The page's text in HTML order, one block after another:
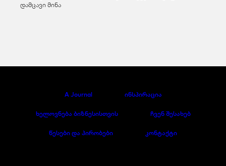
დამცავი მინა
A Journal ინსპირაცია
ხელოვნება ბიზნესისთვის ჩვენ შესახებ
წესები და პირობები კონტაქტი